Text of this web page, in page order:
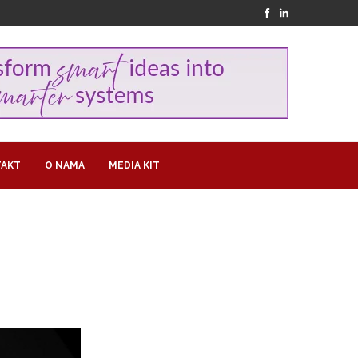
O NAMA MEDIA KIT